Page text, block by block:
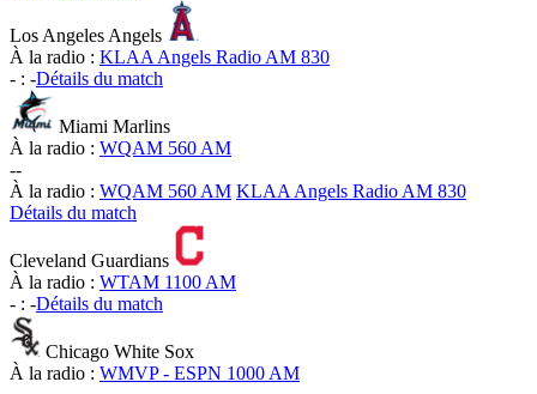
Los Angeles Angels
À la radio : KLAA Angels Radio AM 830
- : -Détails du match
Miami Marlins
À la radio : WQAM 560 AM
--
À la radio : WQAM 560 AM KLAA Angels Radio AM 830
Détails du match
Cleveland Guardians
À la radio : WTAM 1100 AM
- : -Détails du match
Chicago White Sox
À la radio : WMVP - ESPN 1000 AM